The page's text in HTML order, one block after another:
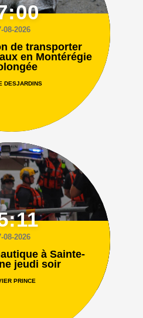
08-2026
de transporter
en Montérégie
DESJARDINS
08-2026
à Sainte-
jeudi soir
PRINCE